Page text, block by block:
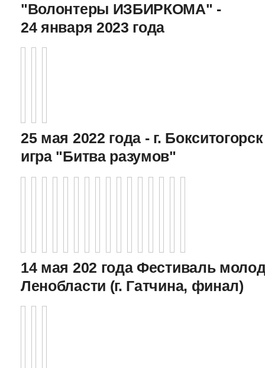
"Волонтеры ИЗБИРКОМА" -
24 января 2023 года
25 мая 2022 года - г.
игра "Битва разумов"
14 мая 202 года Фестиваль
Ленобласти (г. Гатчина, финал)